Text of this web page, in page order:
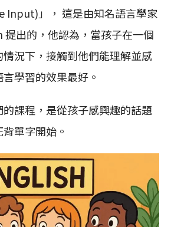
Input)」， 這是由知名語言學家
出的，他認為，當孩子在一個
況下，接觸到他們能理解並感
學習的效果最好。
課程，是從孩子感興趣的話題
單字開始。